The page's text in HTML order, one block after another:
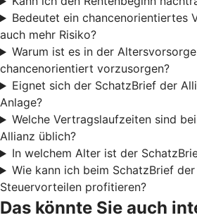
Bedeutet ein chancenorientiertes
auch mehr Risiko?
Warum ist es in der
chancenorientiert vorzusorgen?
Eignet sich der SchatzBrief der
Anlage?
Welche Vertragslaufzeiten sind
Allianz üblich?
In welchem Alter ist der
Wie kann ich beim SchatzBrief
Steuervorteilen profitieren?
Das könnte Sie auch